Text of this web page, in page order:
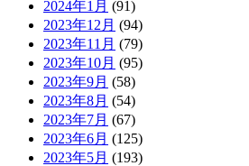
2024年1月 (91)
2023年12月 (94)
2023年11月 (79)
2023年10月 (95)
2023年9月 (58)
2023年8月 (54)
2023年7月 (67)
2023年6月 (125)
2023年5月 (193)